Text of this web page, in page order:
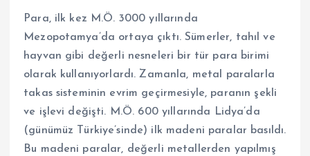
Para, ilk kez M.Ö. 3000 yıllarında
Mezopotamya’da ortaya çıktı. Sümerler, tahıl ve
hayvan gibi değerli nesneleri bir tür para birimi
olarak kullanıyorlardı. Zamanla, metal paralarla
takas sisteminin evrim geçirmesiyle, paranın şekli
ve işlevi değişti. M.Ö. 600 yıllarında Lidya’da
(günümüz Türkiye’sinde) ilk madeni paralar basıldı.
Bu madeni paralar, değerli metallerden yapılmış